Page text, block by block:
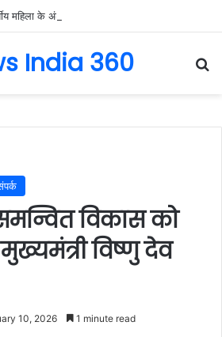
India 360
विकास को
विष्णु देव
10, 2026 1 minute read